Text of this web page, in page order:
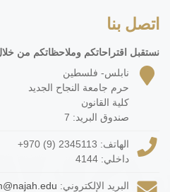
اتصل بنا
نستقبل اقتراحاتكم وملاحظاتكم من
نابلس- فلسطين
حرم جامعة النجاح الجديد
كلية القانون
صندوق البريد: 7
الهاتف: +970 (9) 2345113
داخلي: 4144
البريد الإلكتروني: